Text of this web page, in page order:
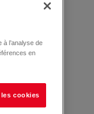
l’analyse de
en
cookies